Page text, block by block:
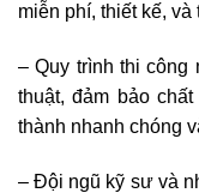
miễn phí, thiết kế,
– Quy trình thi
thuật, đảm bảo
thành nhanh chóng
– Đội ngũ kỹ sư và